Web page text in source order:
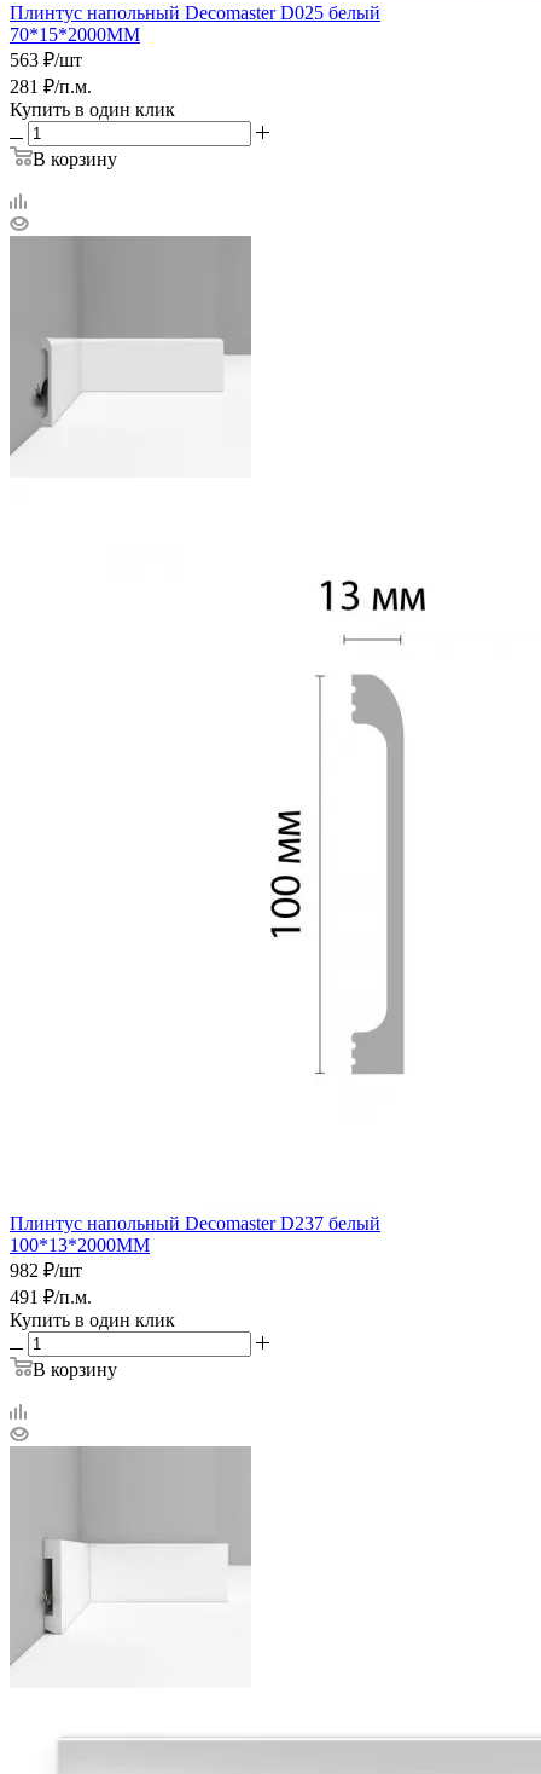
Плинтус напольный Decomaster D025 белый
70*15*2000ММ
563 ₽/шт
281 ₽/п.м.
Купить в один клик
В корзину
Плинтус напольный Decomaster D237 белый
100*13*2000ММ
982 ₽/шт
491 ₽/п.м.
Купить в один клик
В корзину